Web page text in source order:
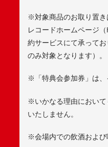
※対象商品のお取り置
レコードホームページ
約サービスにて承って
のみ対象となります）。
※「特典会参加券」は、
※いかなる理由におい
いたしません。
※会場内での飲酒および